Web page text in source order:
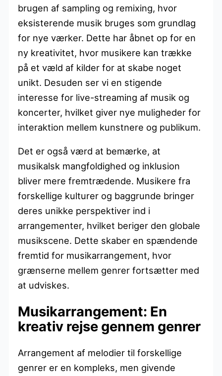
brugen af sampling og remixing, hvor
eksisterende musik bruges som grundlag
for nye værker. Dette har åbnet op for en
ny kreativitet, hvor musikere kan trække
på et væld af kilder for at skabe noget
unikt. Desuden ser vi en stigende
interesse for live-streaming af musik og
koncerter, hvilket giver nye muligheder for
interaktion mellem kunstnere og publikum.
Det er også værd at bemærke, at
musikalsk mangfoldighed og inklusion
bliver mere fremtrædende. Musikere fra
forskellige kulturer og baggrunde bringer
deres unikke perspektiver ind i
arrangementer, hvilket beriger den globale
musikscene. Dette skaber en spændende
fremtid for musikarrangement, hvor
grænserne mellem genrer fortsætter med
at udviskes.
Musikarrangement: En
kreativ rejse gennem genrer
Arrangement af melodier til forskellige
genrer er en kompleks, men givende